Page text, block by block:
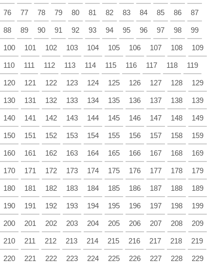
76 77 78 79 80 81 82 83 84 85 86 87
88 89 90 91 92 93 94 95 96 97 98 99
100 101 102 103 104 105 106 107 108 109
110 111 112 113 114 115 116 117 118 119
120 121 122 123 124 125 126 127 128 129
130 131 132 133 134 135 136 137 138 139
140 141 142 143 144 145 146 147 148 149
150 151 152 153 154 155 156 157 158 159
160 161 162 163 164 165 166 167 168 169
170 171 172 173 174 175 176 177 178 179
180 181 182 183 184 185 186 187 188 189
190 191 192 193 194 195 196 197 198 199
200 201 202 203 204 205 206 207 208 209
210 211 212 213 214 215 216 217 218 219
220 221 222 223 224 225 226 227 228 229